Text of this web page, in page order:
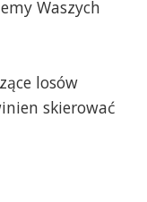
Waszych
losów
skierować